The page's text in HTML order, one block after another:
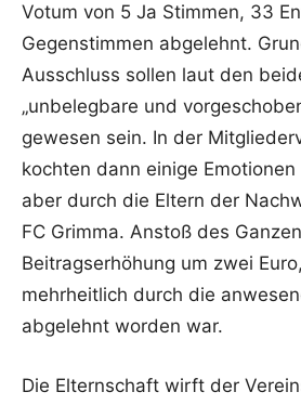
Votum von 5 Ja Stimmen, 33
Gegenstimmen abgelehnt.
Ausschluss sollen laut den
„unbelegbare und
gewesen sein. In der
kochten dann einige Emotionen
aber durch die Eltern der
FC Grimma. Anstoß des
Beitragserhöhung um zwei
mehrheitlich durch die
abgelehnt worden war.
Die Elternschaft wirft der